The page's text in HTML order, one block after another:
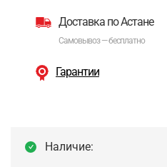
Доставка по Астане
Самовывоз — бесплатно
Гарантии
Наличие: